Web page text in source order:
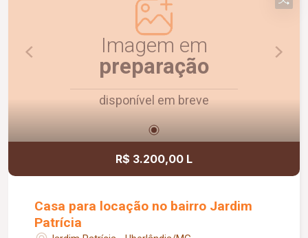
Imagem em
preparação
disponível em breve
R$ 3.200,00 L
Casa para locação no bairro Jardim
Patrícia